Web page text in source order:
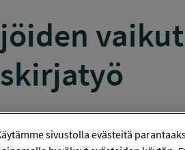
sivustolla evästeitä